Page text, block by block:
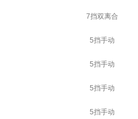
7挡双离合
5挡手动
5挡手动
5挡手动
5挡手动